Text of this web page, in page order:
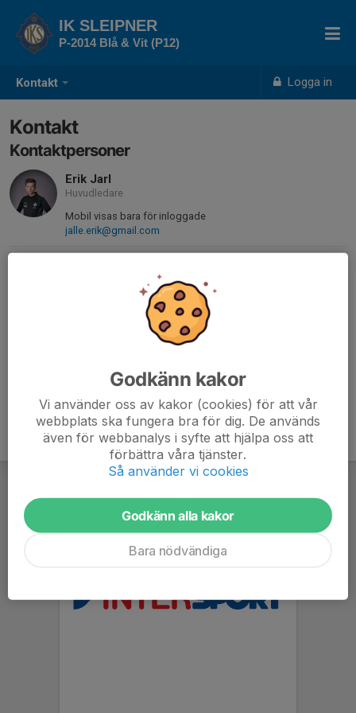
Kontakt Logga in
IK SLEIPNER
P-2014 Blå & Vit (P12)
Kontakt
Kontaktpersoner
Erik Jarl
Huvudledare
Mobil visas bara för inloggade
jalle.erik@gmail.com
fabian.aguirre79@gmail.com
Godkänn kakor
Vi använder oss av kakor (cookies) för att vår
webbplats ska fungera bra för dig. De används
även för webbanalys i syfte att hjälpa oss att
förbättra våra tjänster.
Så använder vi cookies
Godkänn alla kakor
Bara nödvändiga